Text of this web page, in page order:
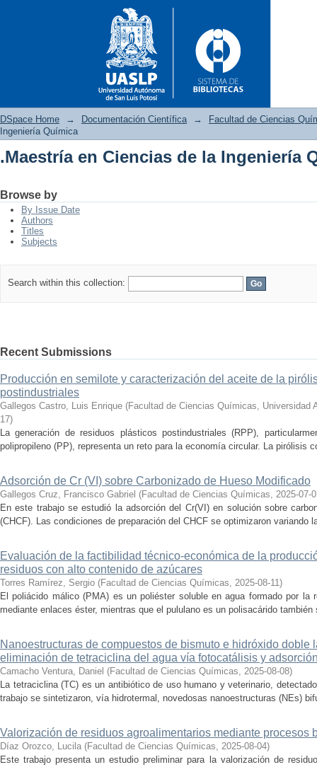
.Maestría en Ciencias de la
DSpace Home → Documentación Científica →
Facultad de Ciencias
Ingeniería Química
.Maestría en Ciencias de la Ingeniería
Browse by
By Issue Date
Authors
Titles
Subjects
Search within this collection:
Recent Submissions
Producción en semilote y caracterización del aceite de la
postindustriales
Gallegos Castro, Luis Enrique (Facultad de Ciencias Químicas, Universidad
17)
La generación de residuos plásticos postindustriales (RPP),
polipropileno (PP), representa un reto para la economía circular. La pirólisis
Adsorción de Cr (VI) sobre Carbonizado de Hueso Modificado
Gallegos Cruz, Francisco Gabriel (Facultad de Ciencias Químicas, 2025-07-
En este trabajo se estudió la adsorción del Cr(VI) en solución sobre
(CHCF). Las condiciones de preparación del CHCF se optimizaron variando
Evaluación de la factibilidad técnico-económica de la
residuos con alto contenido de azúcares
Torres Ramírez, Sergio (Facultad de Ciencias Químicas, 2025-08-11)
El poliácido málico (PMA) es un poliéster soluble en agua formado por la
mediante enlaces éster, mientras que el pululano es un polisacárido
Nanoestructuras de compuestos de bismuto e hidróxido doble
eliminación de tetraciclina del agua vía fotocatálisis y
Camacho Ventura, Daniel (Facultad de Ciencias Químicas, 2025-08-08)
La tetraciclina (TC) es un antibiótico de uso humano y veterinario,
trabajo se sintetizaron, vía hidrotermal, novedosas nanoestructuras (NEs)
Valorización de residuos agroalimentarios mediante procesos
Díaz Orozco, Lucila (Facultad de Ciencias Químicas, 2025-08-04)
Este trabajo presenta un estudio preliminar para la valorización de